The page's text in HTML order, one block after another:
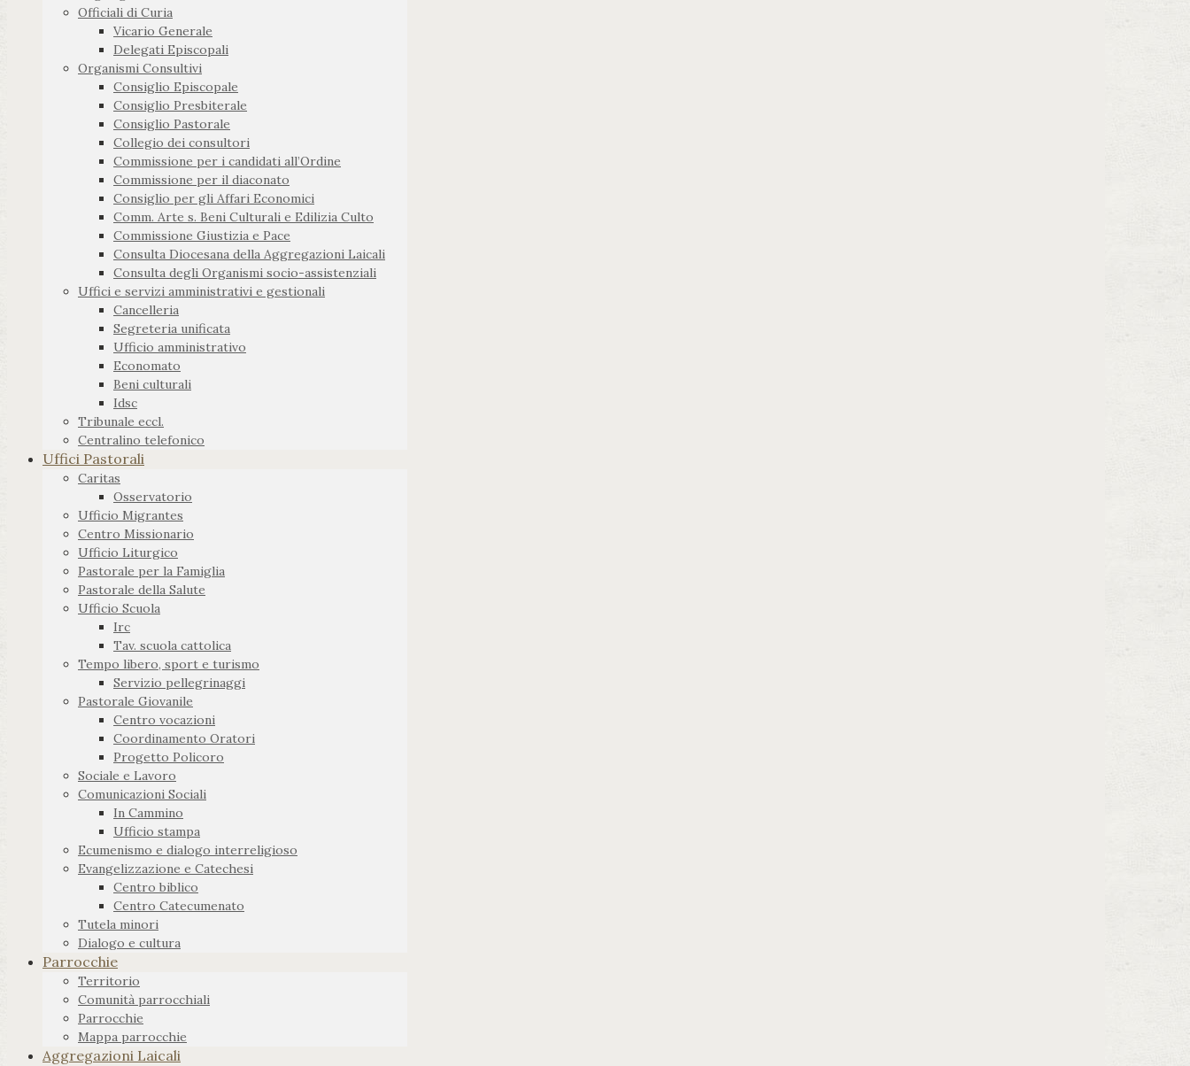
Officiali di Curia
Vicario Generale
Delegati Episcopali
Organismi Consultivi
Consiglio Episcopale
Consiglio Presbiterale
Consiglio Pastorale
Collegio dei consultori
Commissione per i candidati all’Ordine
Commissione per il diaconato
Consiglio per gli Affari Economici
Comm. Arte s. Beni Culturali e Edilizia Culto
Commissione Giustizia e Pace
Consulta Diocesana della Aggregazioni Laicali
Consulta degli Organismi socio-assistenziali
Uffici e servizi amministrativi e gestionali
Cancelleria
Segreteria unificata
Ufficio amministrativo
Economato
Beni culturali
Idsc
Tribunale eccl.
Centralino telefonico
Uffici Pastorali
Caritas
Osservatorio
Ufficio Migrantes
Centro Missionario
Ufficio Liturgico
Pastorale per la Famiglia
Pastorale della Salute
Ufficio Scuola
Irc
Tav. scuola cattolica
Tempo libero, sport e turismo
Servizio pellegrinaggi
Pastorale Giovanile
Centro vocazioni
Coordinamento Oratori
Progetto Policoro
Sociale e Lavoro
Comunicazioni Sociali
In Cammino
Ufficio stampa
Ecumenismo e dialogo interreligioso
Evangelizzazione e Catechesi
Centro biblico
Centro Catecumenato
Tutela minori
Dialogo e cultura
Parrocchie
Territorio
Comunità parrocchiali
Parrocchie
Mappa parrocchie
Aggregazioni Laicali